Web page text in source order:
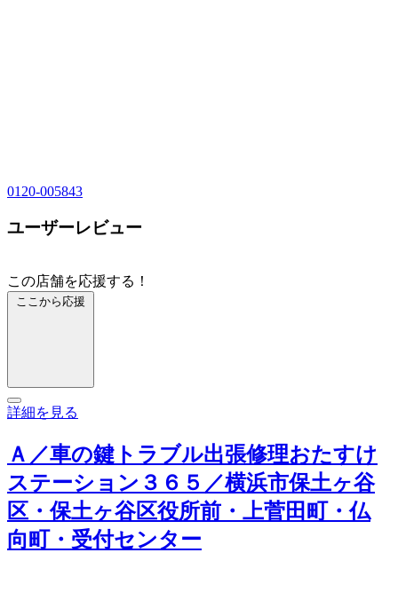
0120-005843
ユーザーレビュー
この店舗を応援する！
ここから応援
詳細を見る
Ａ／車の鍵トラブル出張修理おたすけ
ステーション３６５／横浜市保土ヶ谷
区・保土ヶ谷区役所前・上菅田町・仏
向町・受付センター